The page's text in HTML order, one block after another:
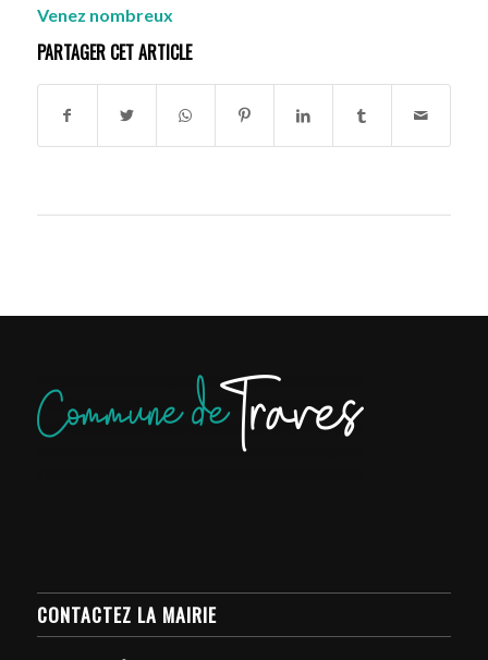
Venez nombreux
PARTAGER CET ARTICLE
CONTACTEZ LA MAIRIE